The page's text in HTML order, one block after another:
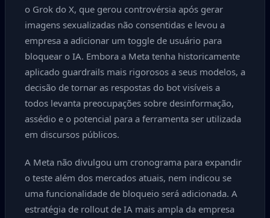
o Grok do X, que gerou controvérsia após gerar
imagens sexualizadas não consentidas e levou a
empresa a adicionar um toggle de usuário para
bloquear o IA. Embora a Meta tenha historicamente
aplicado guardrails mais rigorosos a seus modelos, a
decisão de tornar as respostas do bot visíveis a
todos levanta preocupações sobre desinformação,
assédio e o potencial para a ferramenta ser utilizada
em discursos públicos.
A Meta não divulgou um cronograma para expandir
o teste além dos mercados atuais, nem indicou se
uma funcionalidade de bloqueio será adicionada. A
estratégia de rollout de IA mais ampla da empresa